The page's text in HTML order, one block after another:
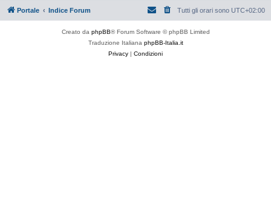
Portale Indice Forum Tutti gli orari sono UTC+02:00
Creato da phpBB® Forum Software © phpBB Limited
Traduzione Italiana phpBB-Italia.it
Privacy | Condizioni